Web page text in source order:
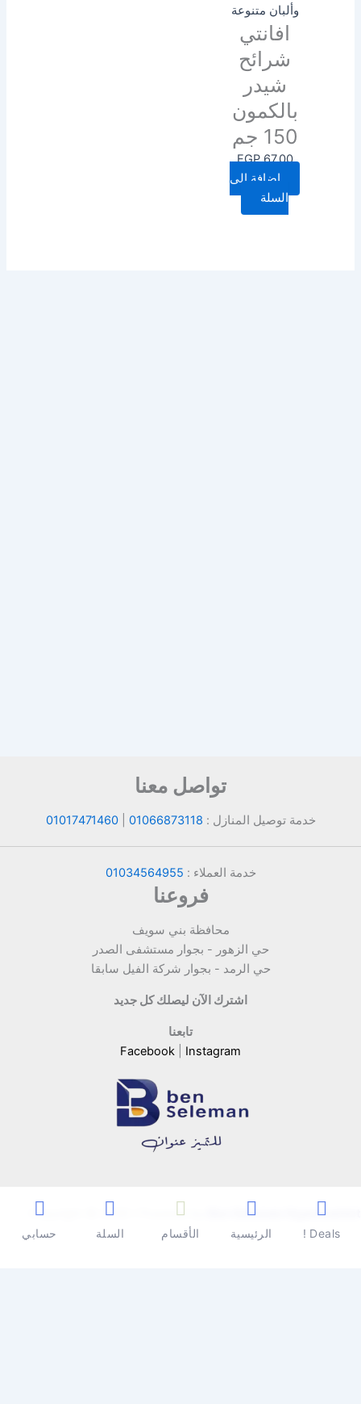
وألبان متنوعة
افانتي
شرائح
شيدر
بالكمون
150 جم
EGP67.00
إضافة إلى
السلة
تواصل معنا
خدمة توصيل المنازل : 01066873118
|
01017471460
خدمة العملاء : 01034564955
فروعنا
محافظة بني سويف
حي الزهور - بجوار مستشفى الصدر
حي الرمد - بجوار شركة الفيل سابقا
اشترك الآن ليصلك كل جديد
تابعنا
Facebook
Instagram
Copyright © 2026 | Powered by Ben Seleman Hypermarket
Deals ! الرئيسية الأقسام السلة حسابي